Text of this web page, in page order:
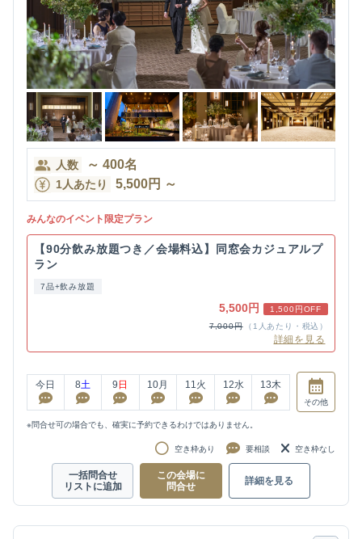
人数 ～ 400名
1人あたり 5,500円 ～
みんなのイベント限定プラン
【90分飲み放題つき／会場料込】同窓会カジュアルプ
ラン
7品+飲み放題
5,500円
1,500円OFF
7,000円
（1人あたり・税込）
詳細を見る
今日 8土 9 日 10月 11 火 12水 13木
その他
※問合せ可の場合でも、確実に予約できるわけではありません。
空き枠あり 要相談 空き枠なし
一括問合せ
リストに追加
この会場に
問合せ
詳細を見る